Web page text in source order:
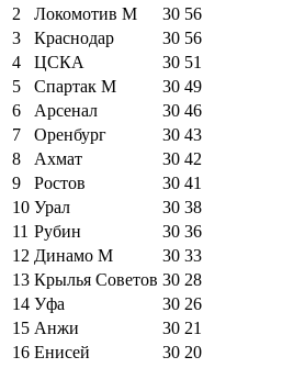
2
Локомотив М 30 56
3
Краснодар 30 56
4
ЦСКА 30 51
5
Спартак М 30 49
6
Арсенал 30 46
7
Оренбург 30 43
8
Ахмат 30 42
9
Ростов 30 41
10 Урал 30 38
11 Рубин 30 36
12 Динамо М 30 33
13 Крылья Советов 30 28
14 Уфа 30 26
15 Анжи 30 21
16 Енисей 30 20